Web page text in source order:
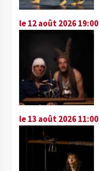
le 12 août 2026 19:00
le 13 août 2026 11:00